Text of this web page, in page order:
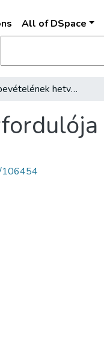
All of DSpace
Budavár bevételének hetvenötödik évfordulója
106454